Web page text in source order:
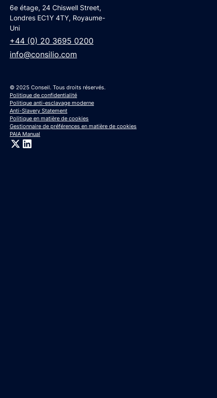
6e étage, 24 Chiswell Street,
Londres EC1Y 4TY, Royaume-
Uni
+44 (0) 20 3695 0200
info@consilio.com
© 2025 Conseil. Tous droits réservés.
Politique de confidentialité
Politique anti-esclavage moderne
Anti-Slavery Statement
Politique en matière de cookies
Gestionnaire de préférences en matière de cookies
PAIA Manual